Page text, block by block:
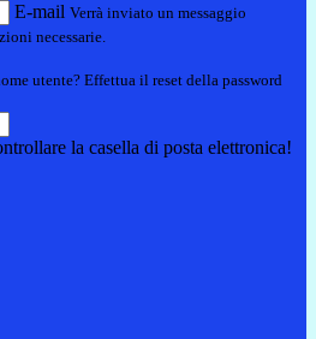
E-mail Verrà inviato un messaggio
necessarie.
utente? Effettua il reset della password
la casella di posta elettronica!